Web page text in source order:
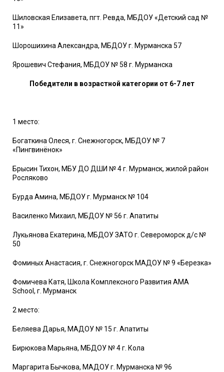
Шиловская Елизавета, пгт. Ревда, МБДОУ «Детский сад №
11»
Шорошихина Александра, МБДОУ г. Мурманска 57
Ярошевич Стефания, МБДОУ № 58 г. Мурманска
Победители в возрастной категории от 6-7 лет
1 место:
Богаткина Олеся, г. Снежногорск, МБДОУ № 7
«Пингвинёнок»
Брысин Тихон, МБУ ДО ДШИ № 4 г. Мурманск, жилой район
Росляково
Бурда Амина, МБДОУ г. Мурманск № 104
Василенко Михаил, МБДОУ № 56 г. Апатиты
Лукьянова Екатерина, МБДОУ ЗАТО г. Североморск д/с №
50
Фоминых Анастасия, г. Снежногорск МАДОУ № 9 «Березка»
Фомичева Катя, Школа Комплексного Развития AMA
School, г. Мурманск
2 место:
Беляева Дарья, МАДОУ № 15 г. Апатиты
Бирюкова Марьяна, МБДОУ № 4 г. Кола
Маргарита Бычкова, МАДОУ г. Мурманска № 96